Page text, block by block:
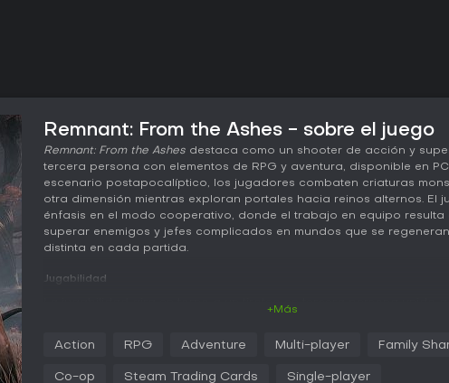
Remnant: From the Ashes - sobre el juego
Remnant: From the Ashes destaca como un shooter de acción y
tercera persona con elementos de RPG y aventura, disponible en
escenario postapocalíptico, los jugadores combaten criaturas
otra dimensión mientras exploran portales hacia reinos alternos. El
énfasis en el modo cooperativo, donde el trabajo en equipo resulta
superar enemigos y jefes complicados en mundos que se
distinta en cada partida.
Jugabilidad
personalizados en el combate. La experiencia obtenida al derrotar
+Más
Action RPG Adventure Multi-player Family
Co-op Steam Trading Cards Single-player